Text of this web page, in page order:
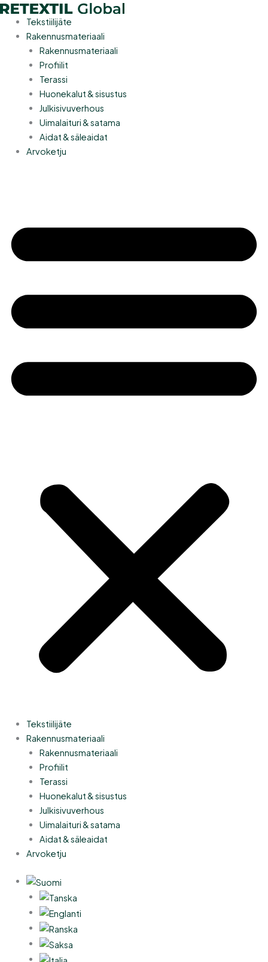
Siirry
sisältöönTekstiilijäte
Rakennusmateriaali
Rakennusmateriaali
Profiilit
Terassi
Huonekalut & sisustus
Julkisivuverhous
Uimalaituri & satama
Aidat & säleaidat
Arvoketju
Tekstiilijäte
Rakennusmateriaali
Rakennusmateriaali
Profiilit
Terassi
Huonekalut & sisustus
Julkisivuverhous
Uimalaituri & satama
Aidat & säleaidat
Arvoketju